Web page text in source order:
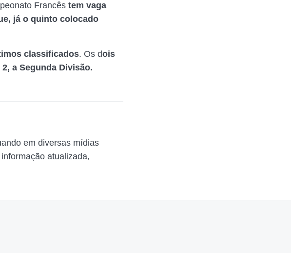
Francês tem vaga
já o quinto colocado
classificados. Os dois
a Segunda Divisão.
em diversas mídias
atualizada,